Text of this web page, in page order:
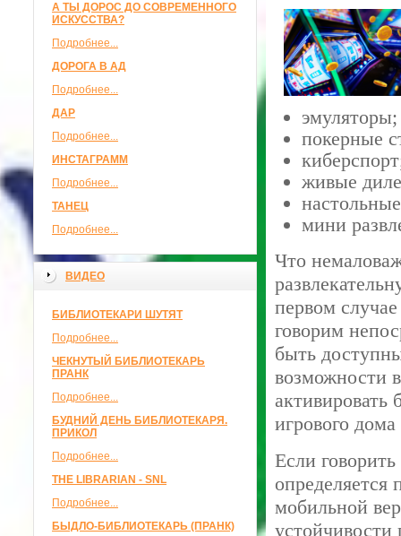
А ТЫ ДОРОС ДО СОВРЕМЕННОГО
ИСКУССТВА?
Подробнее...
ДОРОГА В АД
Подробнее...
ДАР
Подробнее...
ИНСТАГРАММ
Подробнее...
ТАНЕЦ
Подробнее...
ВИДЕО
БИБЛИОТЕКАРИ ШУТЯТ
Подробнее...
ЧЕКНУТЫЙ БИБЛИОТЕКАРЬ
ПРАНК
Подробнее...
БУДНИЙ ДЕНЬ БИБЛИОТЕКАРЯ.
ПРИКОЛ
Подробнее...
THE LIBRARIAN - SNL
Подробнее...
БЫДЛО-БИБЛИОТЕКАРЬ (ПРАНК)
эмуляторы;
покерные
живые
мини
Что
первом
говорим
быть
возможности
активировать
игрового
Если
определяется
мобильной